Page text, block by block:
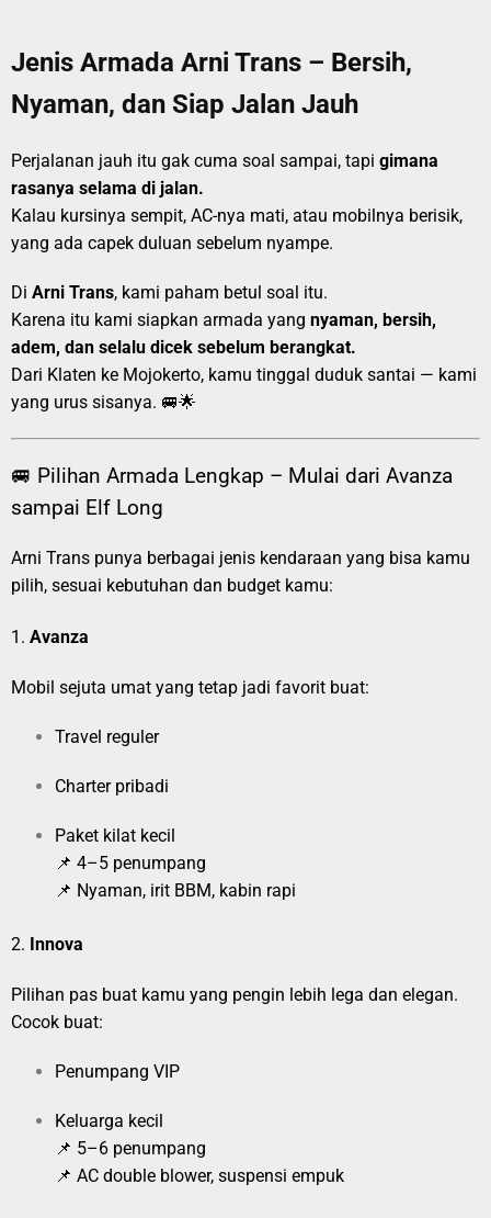
Jenis Armada Arni Trans – Bersih,
Nyaman, dan Siap Jalan Jauh
Perjalanan jauh itu gak cuma soal sampai, tapi gimana
rasanya selama di jalan.
Kalau kursinya sempit, AC-nya mati, atau mobilnya berisik,
yang ada capek duluan sebelum nyampe.
Di Arni Trans, kami paham betul soal itu.
Karena itu kami siapkan armada yang nyaman, bersih,
adem, dan selalu dicek sebelum berangkat.
Dari Klaten ke Mojokerto, kamu tinggal duduk santai — kami
yang urus sisanya. 🚐🌟
🚐 Pilihan Armada Lengkap – Mulai dari Avanza
sampai Elf Long
Arni Trans punya berbagai jenis kendaraan yang bisa kamu
pilih, sesuai kebutuhan dan budget kamu:
1. Avanza
Mobil sejuta umat yang tetap jadi favorit buat:
Travel reguler
Charter pribadi
Paket kilat kecil
📌 4–5 penumpang
📌 Nyaman, irit BBM, kabin rapi
2. Innova
Pilihan pas buat kamu yang pengin lebih lega dan elegan.
Cocok buat:
Penumpang VIP
Keluarga kecil
📌 5–6 penumpang
📌 AC double blower, suspensi empuk